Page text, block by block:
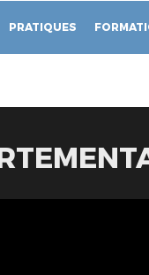
PRATIQUES